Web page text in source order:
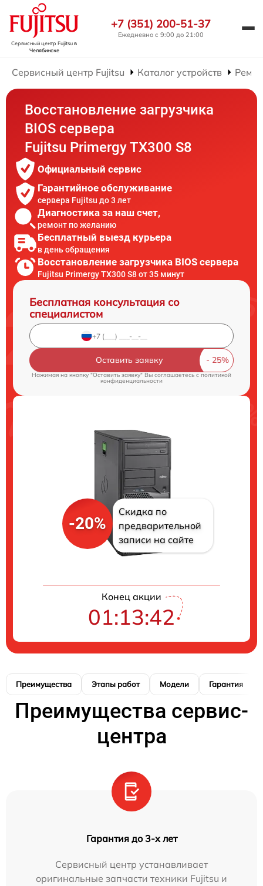
Сервисный центр Fujitsuв
Челябинске
+7 (351) 200-51-37
Ежедневно с 9:00 до 21:00
Сервисный центр Fujitsu Каталог устройств
Восстановление загрузчика
BIOS сервера
Fujitsu Primergy TX300 S8
Официальный сервис
Гарантийное обслуживание
сервера Fujitsu до 3 лет
Диагностика за наш счет,
ремонт по желанию
Бесплатный выезд курьера
в день обращения
Восстановление загрузчика BIOS сервера
Fujitsu Primergy TX300 S8 от 35 минут
Бесплатная консультация со
специалистом
Оставить заявку
Нажимая на кнопку "Оставить заявку" Вы соглашаетесь cполитикой
конфиденциальности
-20%
Скидка по
предварительной
записи на сайте
Конец акции
01:13:41
Преимущества Этапы работ Модели Гарантия
Преимущества сервис-
центра
Гарантия до 3-х лет
Сервисный центр устанавливает
оригинальные запчасти техники Fujitsu и